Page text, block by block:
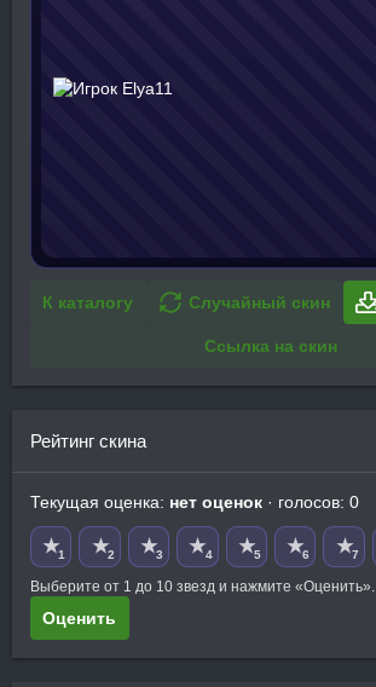
К каталогу Случайный скин
Ссылка на скин
Рейтинг скина
Текущая оценка: нет оценок · голосов: 0
★1 ★2 ★3 ★4 ★5 ★6 ★7
Выберите от 1 до 10 звезд и нажмите «Оценить».
Оценить